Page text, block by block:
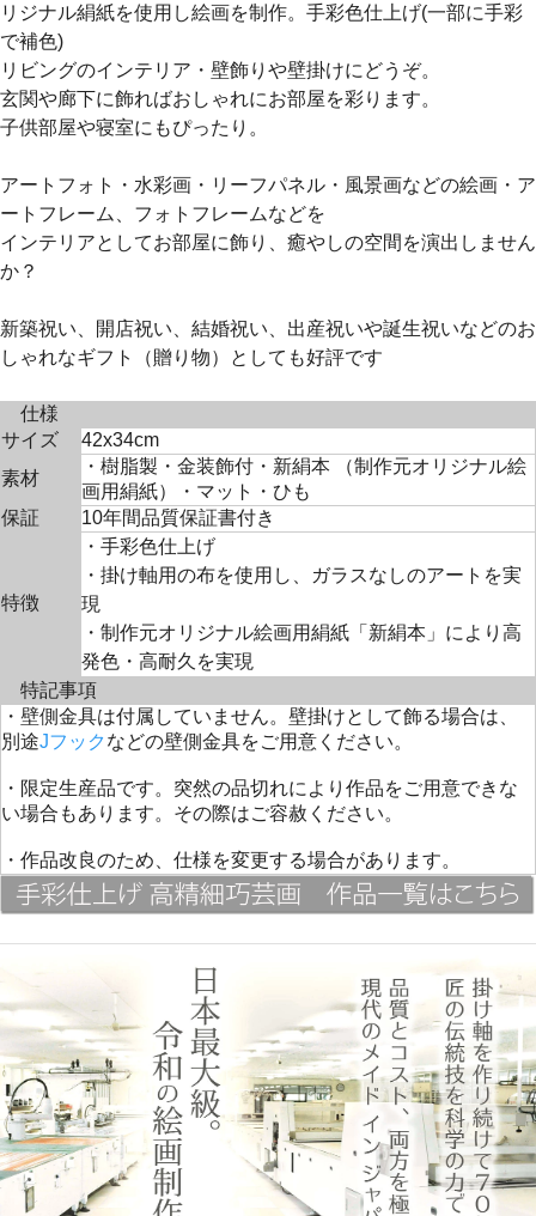
リジナル絹紙を使用し絵画を制作。手彩色仕上げ(一部に手彩
で補色)
リビングのインテリア・壁飾りや壁掛けにどうぞ。
玄関や廊下に飾ればおしゃれにお部屋を彩ります。
子供部屋や寝室にもぴったり。
アートフォト・水彩画・リーフパネル・風景画などの絵画・ア
ートフレーム、フォトフレームなどを
インテリアとしてお部屋に飾り、癒やしの空間を演出しません
か？
新築祝い、開店祝い、結婚祝い、出産祝いや誕生祝いなどのお
しゃれなギフト（贈り物）としても好評です
仕様
サイズ
42x34cm
素材
・樹脂製・金装飾付・新絹本 （制作元オリジナル絵
画用絹紙）・マット・ひも
保証
10年間品質保証書付き
特徴
・手彩色仕上げ
・掛け軸用の布を使用し、ガラスなしのアートを実
現
・制作元オリジナル絵画用絹紙「新絹本」により高
発色・高耐久を実現
特記事項
・壁側金具は付属していません。壁掛けとして飾る場合は、
別途Jフック などの壁側金具をご用意ください。
・限定生産品です。突然の品切れにより作品をご用意できな
い場合もあります。その際はご容赦ください。
・作品改良のため、仕様を変更する場合があります。